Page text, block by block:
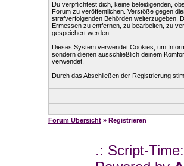
Du verpflichtest dich, keine beleidigenden,
Forum zu veröffentlichen. Verstöße gegen
strafverfolgenden Behörden weiterzugeben.
Ermessen zu entfernen, zu bearbeiten, zu
gespeichert werden.
Dieses System verwendet Cookies, um
sondern dienen ausschließlich deinem
verwendet.
Durch das Abschließen der Registrierung
Forum Übersicht» Registrieren
.: Script-Time: